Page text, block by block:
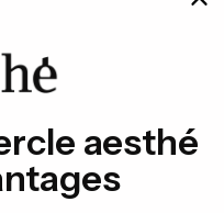
aesthé